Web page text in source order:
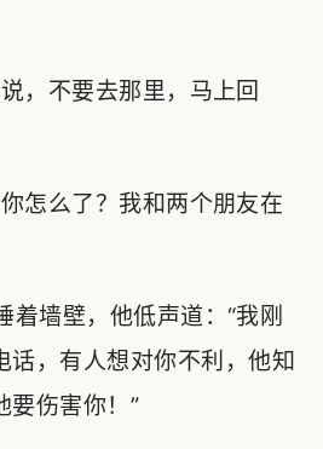
，不要去那里，马上回
怎么了？我和两个朋友在
墙壁，他低声道：“我刚
话，有人想对你不利，他知
要伤害你！”